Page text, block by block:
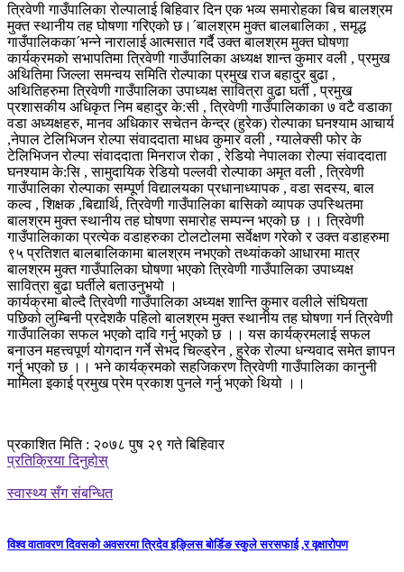
त्रिवेणी गाउँपालिका रोल्पालाई बिहिवार दिन एक भव्य समारोहका बिच बालश्रम
मुक्त स्थानीय तह घोषणा गरिएको छ।´बालश्रम मुक्त बालबालिका , समृद्ध
गाउँपालिकका´भन्ने नारालाई आत्मसात गर्दै उक्त बालश्रम मुक्त घोषणा
कार्यक्रमको सभापतिमा त्रिवेणी गाउँपालिका अध्यक्ष शान्त कुमार वली , प्रमुख
अथितिमा जिल्ला समन्वय समिति रोल्पाका प्रमुख राज बहादुर बुढा ,
अथितिहरुमा त्रिवेणी गाउँपालिका उपाध्यक्ष सावित्रा वुढा घर्ती , प्रमुख
प्रशासकीय अधिकृत निम बहादुर के:सी , त्रिवेणी गाउँपालिकाका ७ वटै वडाका
वडा अध्यक्षहरु, मानव अधिकार सचेतन केन्द्र (हुरेक) रोल्पाका घनश्याम आचार्य
,नेपाल टेलिभिजन रोल्पा संवाददाता माधव कुमार वली , ग्यालेक्सी फोर के
टेलिभिजन रोल्पा संवाददाता मिनराज रोका , रेडियो नेपालका रोल्पा संवाददाता
घनश्याम के:सि , सामुदायिक रेडियो पल्लवी रोल्पाका अमृत वली , त्रिवेणी
गाउँपालिका रोल्पाका सम्पूर्ण विद्यालयका प्रधानाध्यापक , वडा सदस्य, बाल
कल्व , शिक्षक ,बिद्यार्थि, त्रिवेणी गाउँपालिका बासिको व्यापक उपस्थितमा
बालश्रम मुक्त स्थानीय तह घोषणा समारोह सम्पन्न भएको छ ।। त्रिवेणी
गाउँपालिकाका प्रत्येक वडाहरुका टोलटोलमा सर्वेक्षण गरेको र उक्त वडाहरुमा
९५ प्रतिशत बालबालिकामा बालश्रम नभएको तथ्यांकको आधारमा मात्र
बालश्रम मुक्त गाउँपालिका घोषणा भएको त्रिवेणी गाउँपालिका उपाध्यक्ष
सावित्रा बुढा घर्तीले बताउनुभयो ।
कार्यक्रमा बोल्दै त्रिवेणी गाउँपालिका अध्यक्ष शान्ति कुमार वलीले संघियता
पछिको लुम्बिनी प्रदेशकै पहिलो बालश्रम मुक्त स्थानीय तह घोषणा गर्न त्रिवेणी
गाउँपालिका सफल भएको दावि गर्नु भएको छ ।। यस कार्यक्रमलाई सफल
बनाउन महत्त्वपूर्ण योगदान गर्ने सेभद चिल्ड्रेन , हुरेक रोल्पा धन्यवाद समेत ज्ञापन
गर्नु भएको छ ।। भने कार्यक्रमको सहजिकरण त्रिवेणी गाउँपालिका कानुनी
मामिला इकाई प्रमुख प्रेम प्रकाश पुनले गर्नु भएको थियो ।।
प्रकाशित मिति : २०७८ पुष २९ गते बिहिवार
प्रतिक्रिया दिनुहोस्
स्वास्थ्य सँग संबन्धित
विश्व वातावरण दिवसको अवसरमा त्रिदेव इङ्लिस बोर्डिङ स्कुले सरसफाई ,र वृक्षारोपण